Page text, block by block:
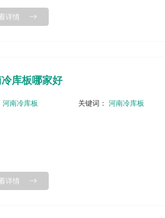
详情
库板哪家好
河南冷库板 关键词： 河南冷库板
详情